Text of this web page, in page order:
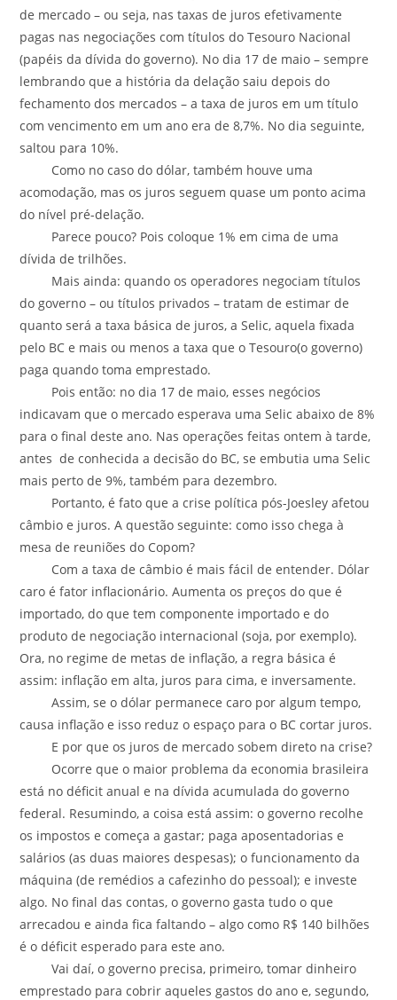
de mercado – ou seja, nas taxas de juros efetivamente
pagas nas negociações com títulos do Tesouro Nacional
(papéis da dívida do governo). No dia 17 de maio – sempre
lembrando que a história da delação saiu depois do
fechamento dos mercados – a taxa de juros em um título
com vencimento em um ano era de 8,7%. No dia seguinte,
saltou para 10%.
Como no caso do dólar, também houve uma
acomodação, mas os juros seguem quase um ponto acima
do nível pré-delação.
Parece pouco? Pois coloque 1% em cima de uma
dívida de trilhões.
Mais ainda: quando os operadores negociam títulos
do governo – ou títulos privados – tratam de estimar de
quanto será a taxa básica de juros, a Selic, aquela fixada
pelo BC e mais ou menos a taxa que o Tesouro(o governo)
paga quando toma emprestado.
Pois então: no dia 17 de maio, esses negócios
indicavam que o mercado esperava uma Selic abaixo de 8%
para o final deste ano. Nas operações feitas ontem à tarde,
antes de conhecida a decisão do BC, se embutia uma Selic
mais perto de 9%, também para dezembro.
Portanto, é fato que a crise política pós-Joesley afetou
câmbio e juros. A questão seguinte: como isso chega à
mesa de reuniões do Copom?
Com a taxa de câmbio é mais fácil de entender. Dólar
caro é fator inflacionário. Aumenta os preços do que é
importado, do que tem componente importado e do
produto de negociação internacional (soja, por exemplo).
Ora, no regime de metas de inflação, a regra básica é
assim: inflação em alta, juros para cima, e inversamente.
Assim, se o dólar permanece caro por algum tempo,
causa inflação e isso reduz o espaço para o BC cortar juros.
E por que os juros de mercado sobem direto na crise?
Ocorre que o maior problema da economia brasileira
está no déficit anual e na dívida acumulada do governo
federal. Resumindo, a coisa está assim: o governo recolhe
os impostos e começa a gastar; paga aposentadorias e
salários (as duas maiores despesas); o funcionamento da
máquina (de remédios a cafezinho do pessoal); e investe
algo. No final das contas, o governo gasta tudo o que
arrecadou e ainda fica faltando – algo como R$ 140 bilhões
é o déficit esperado para este ano.
Vai daí, o governo precisa, primeiro, tomar dinheiro
emprestado para cobrir aqueles gastos do ano e, segundo,